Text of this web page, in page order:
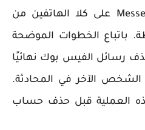
يمكن حذف رسائل Messenger على كلا الهاتفين من
الخطوات الموضحة
رسائل الفيس بوك نهائيًا
الآخر في المحادثة.
العملية قبل حذف حساب